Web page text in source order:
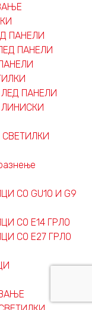
ПАНЕЛИ
ПАНЕЛИ
ПАНЕЛИ
СО GU10 И G9
СО Е14 ГРЛО
СО Е27 ГРЛО